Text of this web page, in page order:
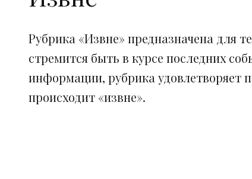
Рубрика «Извне» предназначена для
стремится быть в курсе последних
информации, рубрика удовлетворяет
происходит «извне».